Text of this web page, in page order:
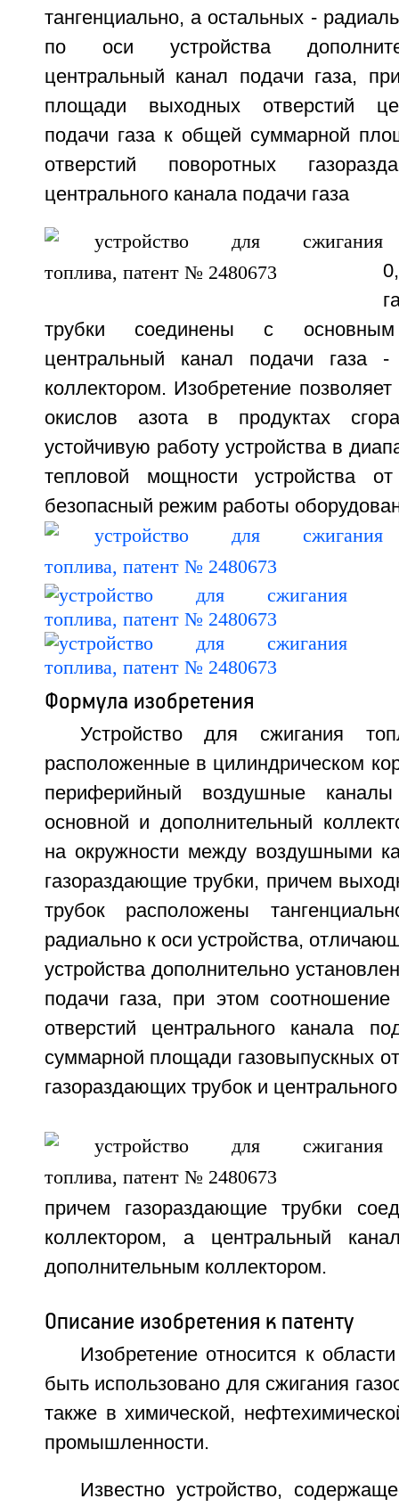
тангенциально, а остальных -
по оси устройства
центральный канал подачи газа,
площади выходных отверстий
подачи газа к общей суммарной
отверстий поворотных
центрального канала подачи газа
трубки соединены с
центральный канал подачи газа
коллектором. Изобретение
окислов азота в продуктах
устойчивую работу устройства в
тепловой мощности устройства
безопасный режим работы
Формула изобретения
Устройство для сжигания
расположенные в цилиндрическом
периферийный воздушные
основной и дополнительный
на окружности между воздушными
газораздающие трубки, причем
трубок расположены
радиально к оси устройства,
устройства дополнительно
подачи газа, при этом
отверстий центрального канала
суммарной площади газовыпускных
газораздающих трубок и
причем газораздающие трубки
коллектором, а центральный
дополнительным коллектором.
Описание изобретения к патенту
Изобретение относится к
быть использовано для сжигания
также в химической,
промышленности.
Известно устройство,